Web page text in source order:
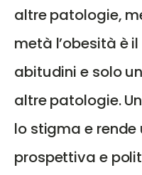
altre patologie,
metà l’obesità è
abitudini e solo
altre patologie.
lo stigma e
prospettiva e